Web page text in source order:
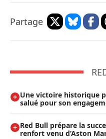
Partage
Une victoire historique
salué pour son
Red Bull prépare la
renfort venu d’Aston